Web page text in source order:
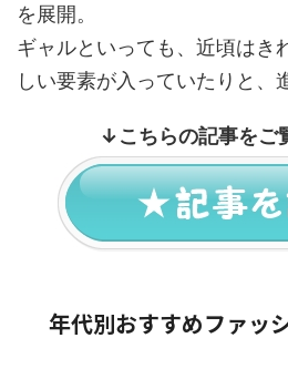
を展開。
ギャルといっても、近頃はき
しい要素が入っていたりと、
↓こちらの記事をご
年代別おすすめファッ